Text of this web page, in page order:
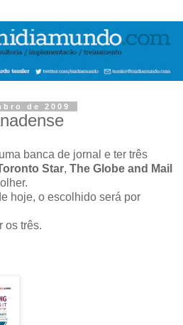
de 2009
banca de jornal e ter três
Star, The Globe and Mail
hoje, o escolhido será por
os três.